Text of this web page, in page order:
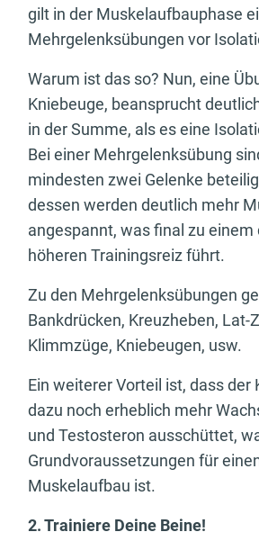
gilt in der Muskelaufbauphase
Mehrgelenksübungen vor
Warum ist das so? Nun, eine
Kniebeuge, beansprucht
in der Summe, als es eine
Bei einer Mehrgelenksübung
mindesten zwei Gelenke
dessen werden deutlich mehr
angespannt, was final zu einem
höheren Trainingsreiz führt.
Zu den Mehrgelenksübungen
Bankdrücken, Kreuzheben, Lat-
Klimmzüge, Kniebeugen, usw.
Ein weiterer Vorteil ist, dass der
dazu noch erheblich mehr
und Testosteron ausschüttet,
Grundvoraussetzungen für
Muskelaufbau ist.
2. Trainiere Deine Beine!